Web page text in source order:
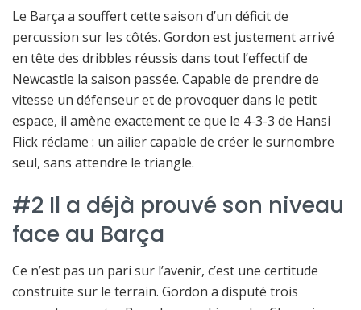
Le Barça a souffert cette saison d’un déficit de
percussion sur les côtés. Gordon est justement arrivé
en tête des dribbles réussis dans tout l’effectif de
Newcastle la saison passée. Capable de prendre de
vitesse un défenseur et de provoquer dans le petit
espace, il amène exactement ce que le 4-3-3 de Hansi
Flick réclame : un ailier capable de créer le surnombre
seul, sans attendre le triangle.
#2 Il a déjà prouvé son niveau
face au Barça
Ce n’est pas un pari sur l’avenir, c’est une certitude
construite sur le terrain. Gordon a disputé trois